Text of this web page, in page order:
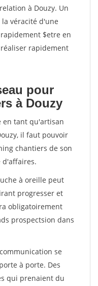
à Douzy. Un
véracité d'une
$etre en
rapidement
pour
à Douzy
en tant qu'artisan
il faut pouvoir
chantiers de son
à oreille peut
progresser et
obligatoirement
prospectsion dans
se
à porte. Des
qui prenaient du